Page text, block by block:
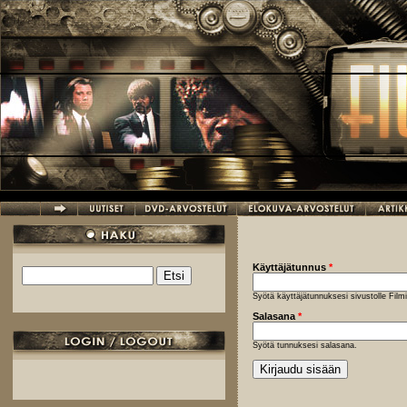
Hyppää pääsisältöön
Hakulomake
Käyttäjätunnus *
Syötä käyttäjätunnuksesi sivustolle
Salasana *
Syötä tunnuksesi salasana.